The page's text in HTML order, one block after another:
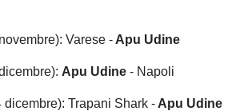
Varese - Apu Udine
Apu Udine - Napoli
dicembre): Trapani Shark - Apu Udine